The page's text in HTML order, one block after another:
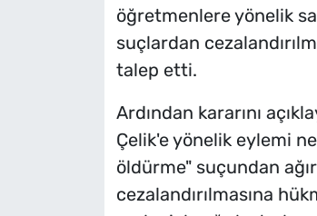
öğretmenlere yönelik
suçlardan
talep etti.
Ardından kararını
Çelik'e yönelik eylemi
öldürme" suçundan
cezalandırılmasına